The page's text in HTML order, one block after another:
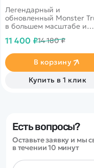
Легендарный и
обновленный Monster
в большем масштабе и
металлическими
металлическое шасси.
Светодиодные фары.
маслонаполненные
амортизаторы GTR.
2848. Аккумулятор Li-po
1800mAh. Wheel bar.
11 400 ₽14 180 ₽
В корзину
Купить в 1 клик
Есть вопросы?
Оставьте заявку и мы
в течении 10 минут